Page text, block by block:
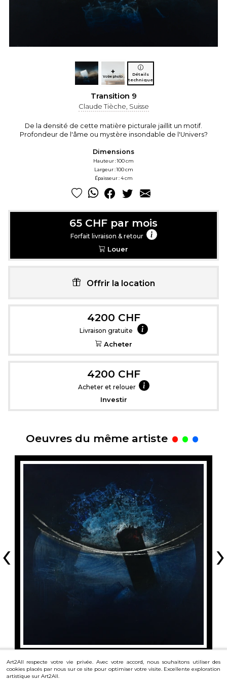
+
Votre photo
Détails
technique
Transition 9
Claude Tièche, Suisse
De la densité de cette matière picturale jaillit un motif.
Profondeur de l'âme ou mystère insondable de l'Univers?
Dimensions
Hauteur : 100 cm
Largeur : 100 cm
Épaisseur : 4 cm
65 CHF par mois
Forfait livraison & retour
Louer
Offrir la location
4200 CHF
Livraison gratuite
Acheter
4200 CHF
Acheter et relouer
Investir
Oeuvres du même artiste .
‹ ›
Découvrir
Art2All respecte votre vie privée. Avec votre accord, nous souhaitons utiliser des
cookies placés par nous sur ce site pour optimiser votre visite. Excellente exploration
artistique sur Art2All.